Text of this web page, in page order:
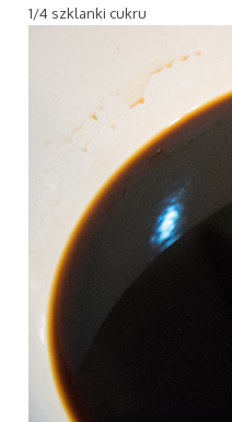
1/4 szklanki cukru